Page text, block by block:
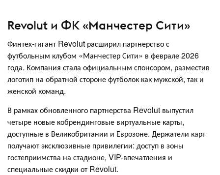
Revolut и ФК «Манчестер Сити»
Финтех-гигант Revolut расширил партнерство с
футбольным клубом «Манчестер Сити» в феврале 2026
года. Компания стала официальным спонсором, разместив
логотип на обратной стороне футболок как мужской, так и
женской команд.
В рамках обновленного партнерства Revolut выпустил
четыре новые кобрендинговые виртуальные карты,
доступные в Великобритании и Еврозоне. Держатели карт
получают эксклюзивные привилегии: доступ в зоны
гостеприимства на стадионе, VIP-впечатления и
специальные скидки от Revolut.